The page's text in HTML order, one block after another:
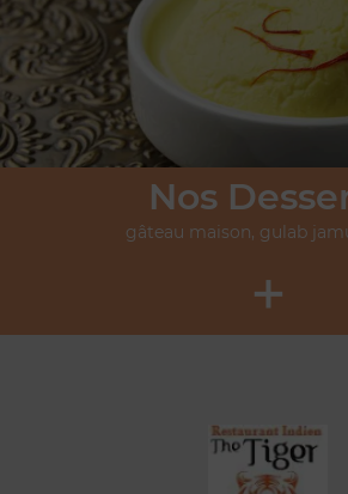
Nos
gâteau maison, gulab
+